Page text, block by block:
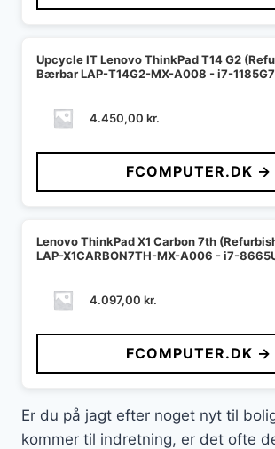
Upcycle IT Lenovo ThinkPad T14 G2
Bærbar LAP-T14G2-MX-A008 - i7-1185G7
4.450,00 kr.
FCOMPUTER.DK →
Lenovo ThinkPad X1 Carbon 7th
LAP-X1CARBON7TH-MX-A006 - i7-
4.097,00 kr.
FCOMPUTER.DK →
Er du på jagt efter noget nyt til
kommer til indretning, er det ofte